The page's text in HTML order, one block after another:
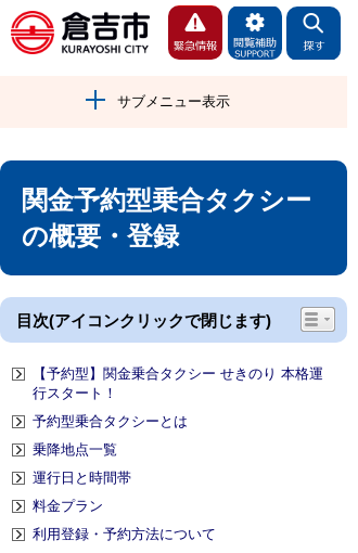
サブメニュー表示
関金予約型乗合タクシー
の概要・登録
目次(アイコンクリックで閉じます)
【予約型】関金乗合タクシー せきのり 本格運
行スタート！
予約型乗合タクシーとは
乗降地点一覧
運行日と時間帯
料金プラン
利用登録・予約方法について